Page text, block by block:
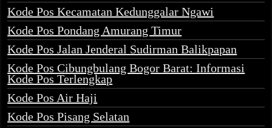
Kode Pos Kecamatan Kedunggalar Ngawi
Kode Pos Pondang Amurang Timur
Kode Pos Jalan Jenderal Sudirman Balikpapan
Kode Pos Cibungbulang Bogor Barat: Informasi
Kode Pos Terlengkap
Kode Pos Air Haji
Kode Pos Pisang Selatan